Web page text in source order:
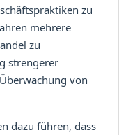
zu
mehrere
zu
strengerer
von
dazu führen, dass